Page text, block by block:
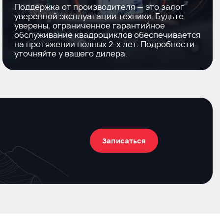
Поддержка от производителя — это залог
уверенной эксплуатации техники. Будьте
уверены, ограниченное гарантийное
обслуживание квадроциклов обеспечивается
на протяжении полных2-хлет. Подробности
уточняйте у вашего дилера.
Записаться